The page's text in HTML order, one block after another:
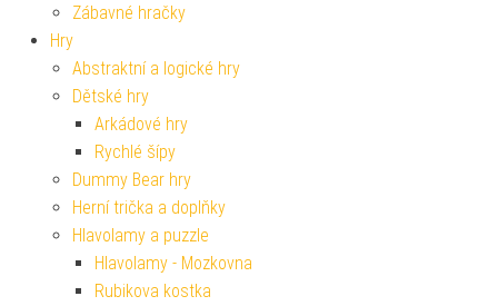
Zábavné hračky
Hry
Abstraktní a logické hry
Dětské hry
Arkádové hry
Rychlé šípy
Dummy Bear hry
Herní trička a doplňky
Hlavolamy a puzzle
Hlavolamy - Mozkovna
Rubikova kostka